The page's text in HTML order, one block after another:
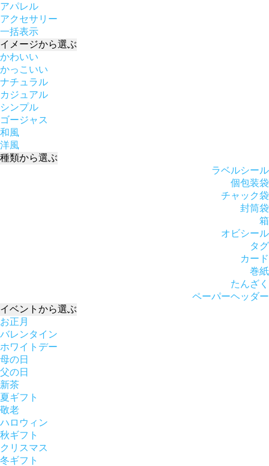
アパレル
アクセサリー
一括表示
イメージから選ぶ
かわいい
かっこいい
ナチュラル
カジュアル
シンプル
ゴージャス
和風
洋風
種類から選ぶ
ラベルシール
個包装袋
チャック袋
封筒袋
箱
オビシール
タグ
カード
巻紙
たんざく
ペーパーヘッダー
イベント から選ぶ
お正月
バレンタイン
ホワイトデー
母の日
父の日
新茶
夏ギフト
敬老
ハロウィン
秋ギフト
クリスマス
冬ギフト